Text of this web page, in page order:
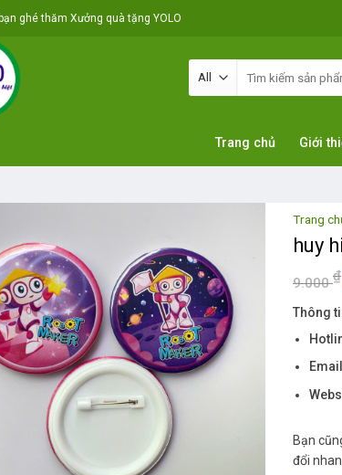
ghé thăm Xưởng quà tặng YOLO
Trang chủ Giới
Trang
huy
9.000₫
Thông
Email
Bạn
đổi